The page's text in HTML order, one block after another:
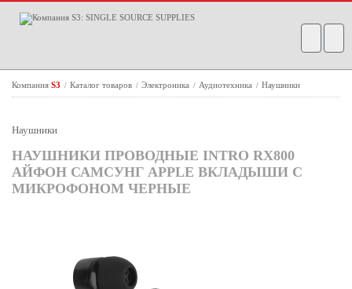
Компания S3 / Каталог товаров / Электроника / Аудиотехника / Наушники
Наушники
НАУШНИКИ ПРОВОДНЫЕ INTRO RX800
АЙФОН САМСУНГ APPLE ВКЛАДЫШИ С
МИКРОФОНОМ ЧЕРНЫЕ